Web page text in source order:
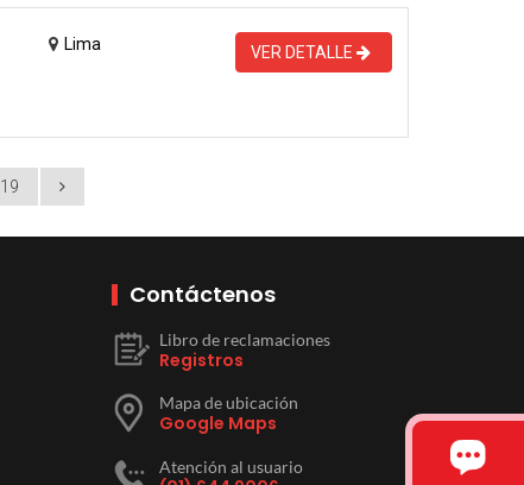
Lima VER DETALLE
19
Contáctenos
Libro de reclamaciones
Registros
Mapa de ubicación
Google Maps
Atención al usuario